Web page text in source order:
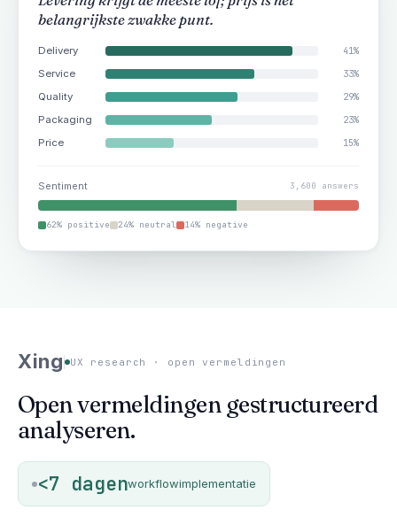
belangrijkste zwakke punt.
Delivery
41%
Service
33%
Quality
29%
Packaging
23%
Price
15%
Sentiment 3,600 answers
62% positive 24% neutral 14% negative
Xing UX research · open vermeldingen
Open vermeldingen gestructureerd
analyseren.
<7 dagenworkflowimplementatie